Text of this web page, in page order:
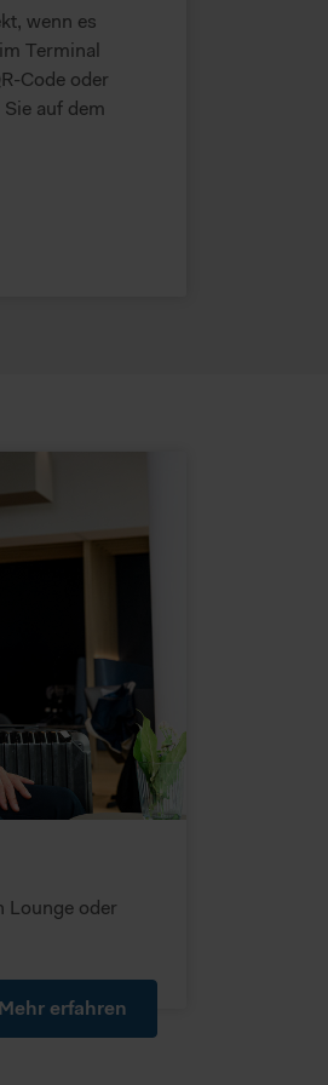
wenn es
Terminal
Code oder
auf dem
Lounge oder
Mehr erfahren